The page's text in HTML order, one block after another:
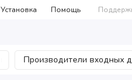
Установка Помощь
Производители входных